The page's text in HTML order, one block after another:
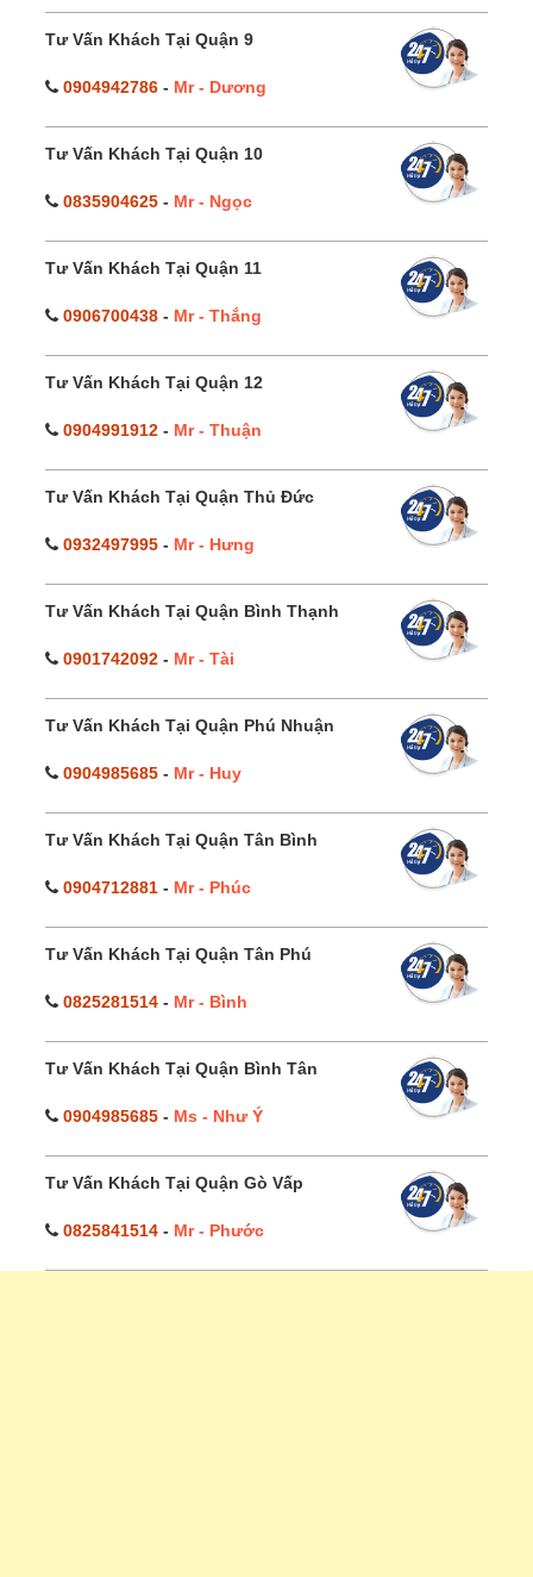
Tư Vấn Khách Tại Quận 9
0904942786 - Mr - Dương
Tư Vấn Khách Tại Quận 10
0835904625 - Mr - Ngọc
Tư Vấn Khách Tại Quận 11
0906700438 - Mr - Thắng
Tư Vấn Khách Tại Quận 12
0904991912 - Mr - Thuận
Tư Vấn Khách Tại Quận Thủ Đức
0932497995 - Mr - Hưng
Tư Vấn Khách Tại Quận Bình Thạnh
0901742092 - Mr - Tài
Tư Vấn Khách Tại Quận Phú Nhuận
0904985685 - Mr - Huy
Tư Vấn Khách Tại Quận Tân Bình
0904712881 - Mr - Phúc
Tư Vấn Khách Tại Quận Tân Phú
0825281514 - Mr - Bình
Tư Vấn Khách Tại Quận Bình Tân
0904985685 - Ms - Như Ý
Tư Vấn Khách Tại Quận Gò Vấp
0825841514 - Mr - Phước